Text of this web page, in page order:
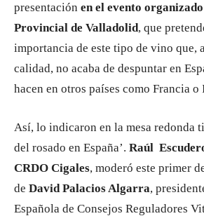
presentación en el evento
Provincial de Valladolid, que
importancia de este tipo de vino que,
calidad, no acaba de despuntar en
hacen en otros países como Francia o
Así, lo indicaron en la mesa redonda
del rosado en España’. Raúl
CRDO Cigales, moderó este primer
de David Palacios Algarra,
Española de Consejos Reguladores